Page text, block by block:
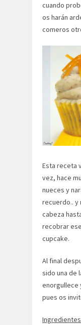
cuando
os harán
comeros
Esta receta
vez, hace
nueces y
recuerdo.. y
cabeza
recobrar
cupcake.
Al final
sido una de
enorgullece
pues os